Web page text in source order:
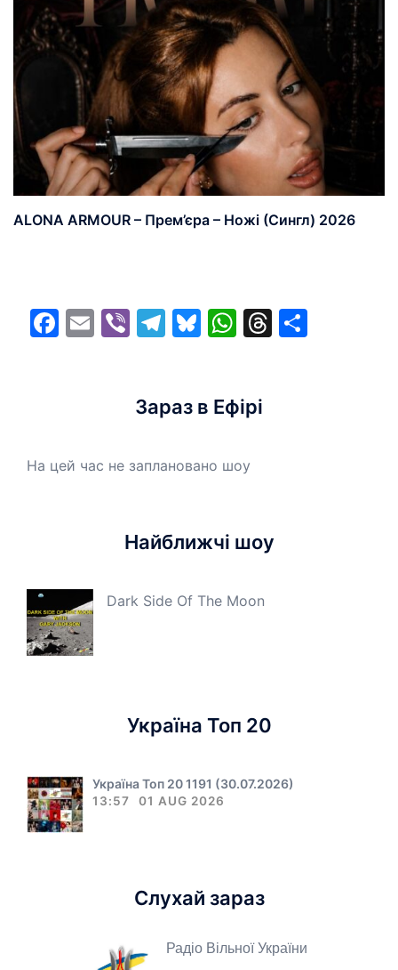
ALONA ARMOUR – Прем’єра – Ножі (Сингл) 2026
Facebook
EmailViberTelegram
Bluesky
WhatsApp
Threads
Зараз в Ефірі
На цей час не заплановано шоу
Найближчі шоу
Dark Side Of The Moon
Україна Топ 20
Україна Топ 20 1191 (30.07.2026)
13:57 01 AUG 2026
Слухай зараз
Радіо Вільної України